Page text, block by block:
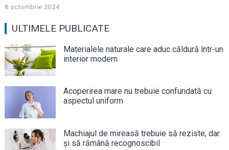
8 octombrie 2024
ULTIMELE PUBLICATE
Materialele naturale care aduc căldură într-un
interior modern
Acoperirea mare nu trebuie confundată cu
aspectul uniform
Machiajul de mireasă trebuie să reziste, dar
și să rămână recognoscibil